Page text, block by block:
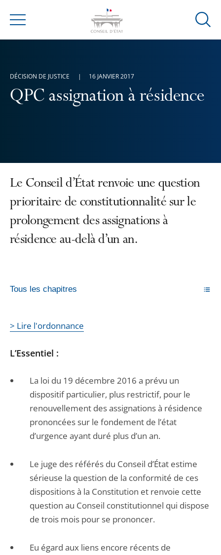
Menu
Ouvrir
QPC assignation à résidence
DÉCISION DE JUSTICE 16 JANVIER 2017
Le Conseil d’État renvoie une question
prioritaire de constitutionnalité sur le
prolongement des assignations à
résidence au-delà d’un an.
Tous les chapitres
> Lire l'ordonnance
L’Essentiel :
La loi du 19 décembre 2016 a prévu un
dispositif particulier, plus restrictif, pour le
renouvellement des assignations à résidence
prononcées sur le fondement de l’état
d’urgence ayant duré plus d’un an.
Le juge des référés du Conseil d’État estime
sérieuse la question de la conformité de ces
dispositions à la Constitution et renvoie cette
question au Conseil constitutionnel qui dispose
de trois mois pour se prononcer.
Eu égard aux liens encore récents de